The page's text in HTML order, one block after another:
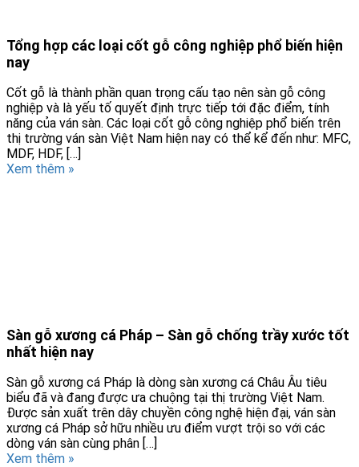
Tổng hợp các loại cốt gỗ công nghiệp phổ biến hiện
nay
Cốt gỗ là thành phần quan trọng cấu tạo nên sàn gỗ công
nghiệp và là yếu tố quyết định trực tiếp tới đặc điểm, tính
năng của ván sàn. Các loại cốt gỗ công nghiệp phổ biến trên
thị trường ván sàn Việt Nam hiện nay có thể kể đến như: MFC,
MDF, HDF, […]
Xem thêm »
Sàn gỗ xương cá Pháp – Sàn gỗ chống trầy xước tốt
nhất hiện nay
Sàn gỗ xương cá Pháp là dòng sàn xương cá Châu Âu tiêu
biểu đã và đang được ưa chuộng tại thị trường Việt Nam.
Được sản xuất trên dây chuyền công nghệ hiện đại, ván sàn
xương cá Pháp sở hữu nhiều ưu điểm vượt trội so với các
dòng ván sàn cùng phân […]
Xem thêm »